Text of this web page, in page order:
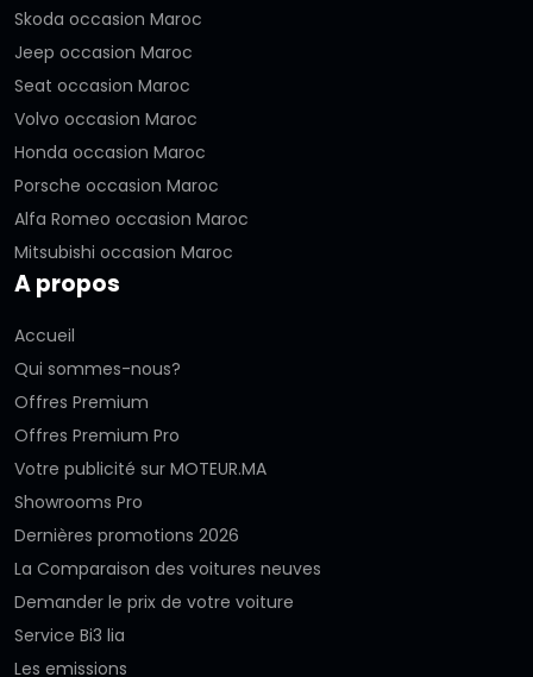
Skoda occasion Maroc
Jeep occasion Maroc
Seat occasion Maroc
Volvo occasion Maroc
Honda occasion Maroc
Porsche occasion Maroc
Alfa Romeo occasion Maroc
Mitsubishi occasion Maroc
A propos
Accueil
Qui sommes-nous?
Offres Premium
Offres Premium Pro
Votre publicité sur MOTEUR.MA
Showrooms Pro
Dernières promotions 2026
La Comparaison des voitures neuves
Demander le prix de votre voiture
Service Bi3 lia
Les emissions